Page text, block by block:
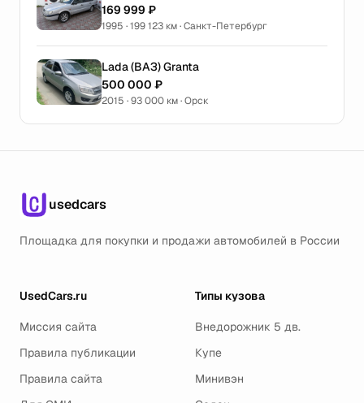
169 999 ₽
1995 · 199 123 км · Санкт-Петербург
Lada (ВАЗ) Granta
500 000 ₽
2015 · 93 000 км · Орск
usedcars
Площадка для покупки и продажи автомобилей в России
UsedCars.ru
Миссия сайта
Правила публикации
Правила сайта
Типы кузова
Внедорожник 5 дв.
Купе
Минивэн